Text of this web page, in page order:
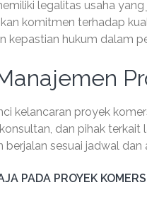
legalitas usaha
komitmen terhadap
kepastian hukum dalam
kelancaran proyek
dan pihak
sesuai jadwal dan
PADA PROYEK